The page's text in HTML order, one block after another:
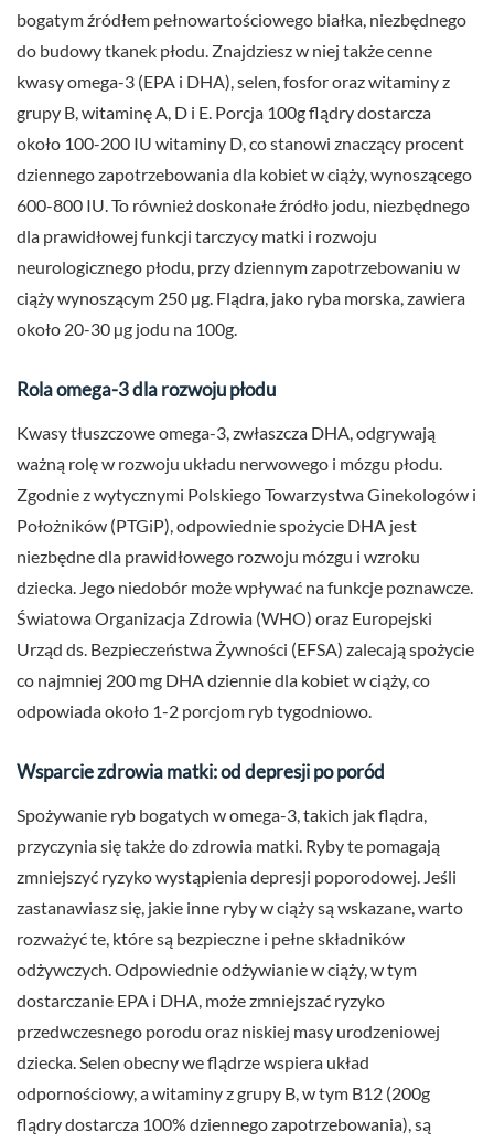
bogatym źródłem pełnowartościowego białka, niezbędnego
do budowy tkanek płodu. Znajdziesz w niej także cenne
kwasy omega-3 (EPA i DHA), selen, fosfor oraz witaminy z
grupy B, witaminę A, D i E. Porcja 100g flądry dostarcza
około 100-200 IU witaminy D, co stanowi znaczący procent
dziennego zapotrzebowania dla kobiet w ciąży, wynoszącego
600-800 IU. To również doskonałe źródło jodu, niezbędnego
dla prawidłowej funkcji tarczycy matki i rozwoju
neurologicznego płodu, przy dziennym zapotrzebowaniu w
ciąży wynoszącym 250 µg. Flądra, jako ryba morska, zawiera
około 20-30 µg jodu na 100g.
Rola omega-3 dla rozwoju płodu
Kwasy tłuszczowe omega-3, zwłaszcza DHA, odgrywają
ważną rolę w rozwoju układu nerwowego i mózgu płodu.
Zgodnie z wytycznymi Polskiego Towarzystwa Ginekologów i
Położników (PTGiP), odpowiednie spożycie DHA jest
niezbędne dla prawidłowego rozwoju mózgu i wzroku
dziecka. Jego niedobór może wpływać na funkcje poznawcze.
Światowa Organizacja Zdrowia (WHO) oraz Europejski
Urząd ds. Bezpieczeństwa Żywności (EFSA) zalecają spożycie
co najmniej 200 mg DHA dziennie dla kobiet w ciąży, co
odpowiada około 1-2 porcjom ryb tygodniowo.
Wsparcie zdrowia matki: od depresji po poród
Spożywanie ryb bogatych w omega-3, takich jak flądra,
przyczynia się także do zdrowia matki. Ryby te pomagają
zmniejszyć ryzyko wystąpienia depresji poporodowej. Jeśli
zastanawiasz się, jakie inne ryby w ciąży są wskazane, warto
rozważyć te, które są bezpieczne i pełne składników
odżywczych. Odpowiednie odżywianie w ciąży, w tym
dostarczanie EPA i DHA, może zmniejszać ryzyko
przedwczesnego porodu oraz niskiej masy urodzeniowej
dziecka. Selen obecny we flądrze wspiera układ
odpornościowy, a witaminy z grupy B, w tym B12 (200g
flądry dostarcza 100% dziennego zapotrzebowania), są